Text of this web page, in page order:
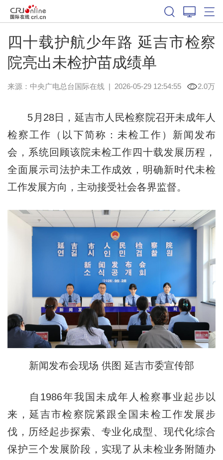
四十载护航少年路 延吉市检察
院亮出未检护苗成绩单
来源：中央广电总台国际在线| 2026-05-29 12:54:55 2.0万
5月28日，延吉市人民检察院召开未成年人
检察工作（以下简称：未检工作）新闻发布
会，系统回顾该院未检工作四十载发展历程，
全面展示司法护未工作成效，明确新时代未检
工作发展方向，主动接受社会各界监督。
新闻发布会现场 供图 延吉市委宣传部
自1986年我国未成年人检察事业起步以
来，延吉市检察院紧跟全国未检工作发展步
伐，历经起步探索、专业化成型、现代化综合
保护三个发展阶段，实现了从未检业务附随办